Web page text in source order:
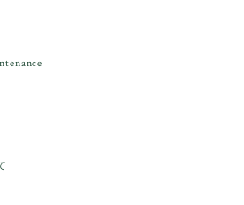
誠にありがとうございまし